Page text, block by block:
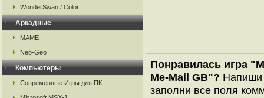
WonderSwan / Color
Аркадные
MAME
Neo-Geo
Компьютеры
Современные Игры для ПК
Понравилась игра
Me-Mail GB"? Напиши
заполни все поля